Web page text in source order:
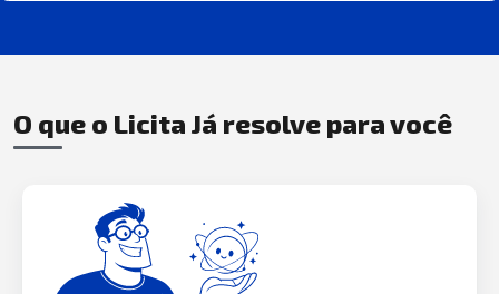
O que o Licita Já resolve para você